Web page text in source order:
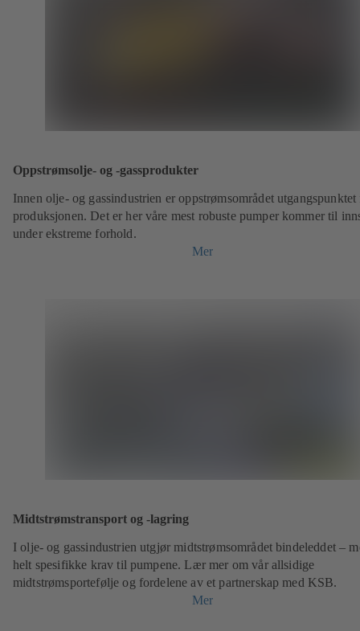
Oppstrømsolje- og -gassprodukter
Innen olje- og gassindustrien er oppstrømsområdet utgangspunktet
produksjonen. Det er her våre mest robuste pumper kommer til
under ekstreme forhold.
Mer
Midtstrømstransport og -lagring
I olje- og gassindustrien utgjør midtstrømsområdet bindeleddet –
helt spesifikke krav til pumpene. Lær mer om vår allsidige
midtstrømsportefølje og fordelene av et partnerskap med KSB.
Mer